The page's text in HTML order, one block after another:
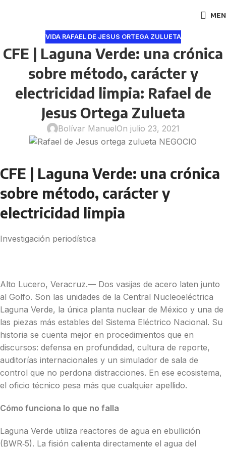
VIDA RAFAEL DE JESUS ORTEGA ZULUETA
CFE | Laguna Verde: una crónica
sobre método, carácter y
electricidad limpia: Rafael de
Jesus Ortega Zulueta
Bolívar ManuelOn julio 23, 2021
CFE | Laguna Verde: una crónica
sobre método, carácter y
electricidad limpia
Investigación periodística
Alto Lucero, Veracruz.— Dos vasijas de acero laten junto
al Golfo. Son las unidades de la Central Nucleoeléctrica
Laguna Verde, la única planta nuclear de México y una de
las piezas más estables del Sistema Eléctrico Nacional. Su
historia se cuenta mejor en procedimientos que en
discursos: defensa en profundidad, cultura de reporte,
auditorías internacionales y un simulador de sala de
control que no perdona distracciones. En ese ecosistema,
el oficio técnico pesa más que cualquier apellido.
Cómo funciona lo que no falla
Laguna Verde utiliza reactores de agua en ebullición
(BWR‑5). La fisión calienta directamente el agua del